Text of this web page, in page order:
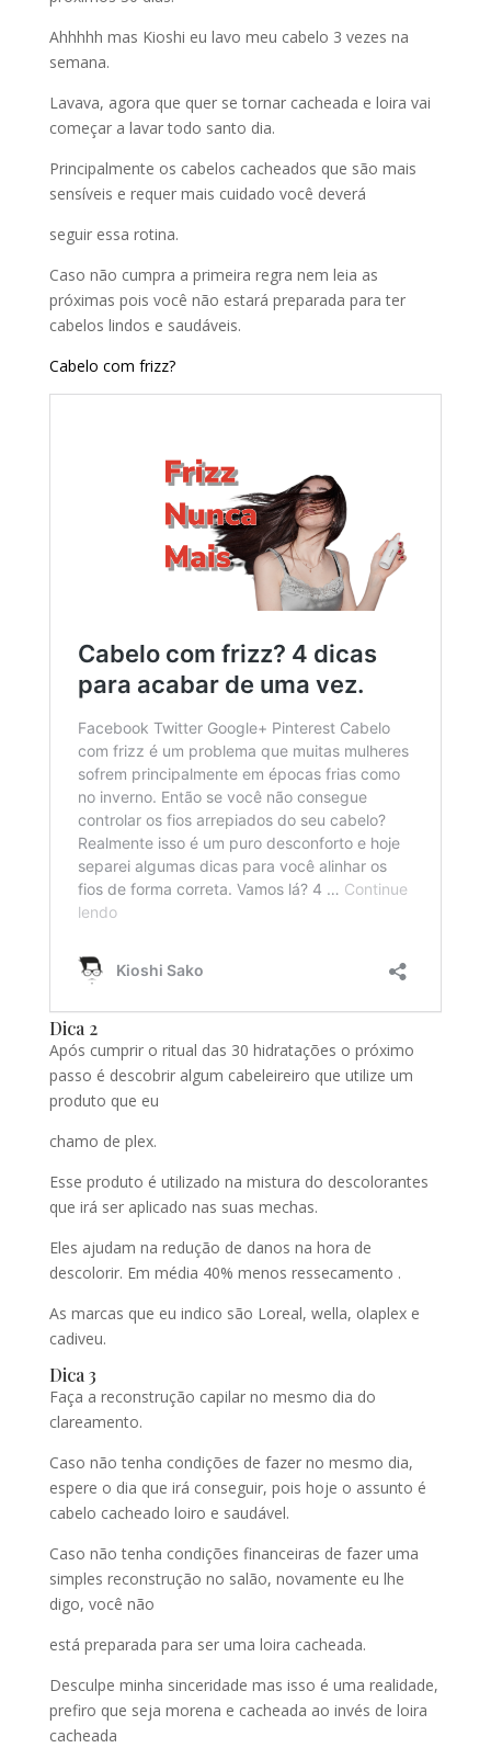
Ahhhhh mas Kioshi eu lavo meu cabelo 3 vezes na
semana.
Lavava, agora que quer se tornar cacheada e loira vai
começar a lavar todo santo dia.
Principalmente os cabelos cacheados que são mais
sensíveis e requer mais cuidado você deverá
seguir essa rotina.
Caso não cumpra a primeira regra nem leia as
próximas pois você não estará preparada para ter
cabelos lindos e saudáveis.
Cabelo com frizz?
Dica 2
Após cumprir o ritual das 30 hidratações o próximo
passo é descobrir algum cabeleireiro que utilize um
produto que eu
chamo de plex.
Esse produto é utilizado na mistura do descolorantes
que irá ser aplicado nas suas mechas.
Eles ajudam na redução de danos na hora de
descolorir. Em média 40% menos ressecamento .
As marcas que eu indico são Loreal, wella, olaplex e
cadiveu.
Dica 3
Faça a reconstrução capilar no mesmo dia do
clareamento.
Caso não tenha condições de fazer no mesmo dia,
espere o dia que irá conseguir, pois hoje o assunto é
cabelo cacheado loiro e saudável.
Caso não tenha condições financeiras de fazer uma
simples reconstrução no salão, novamente eu lhe
digo, você não
está preparada para ser uma loira cacheada.
Desculpe minha sinceridade mas isso é uma realidade,
prefiro que seja morena e cacheada ao invés de loira
cacheada